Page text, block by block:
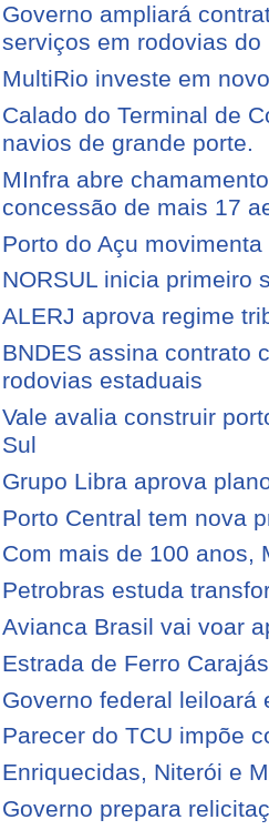
Governo ampliará
serviços em rodovias do
MultiRio investe em
Calado do Terminal de
navios de grande porte.
MInfra abre
concessão de mais 17
Porto do Açu
NORSUL inicia primeiro
ALERJ aprova regime
BNDES assina contrato
rodovias estaduais
Vale avalia construir
Sul
Grupo Libra aprova
Porto Central tem nova
Com mais de 100 anos,
Petrobras estuda
Avianca Brasil vai voar
Estrada de Ferro
Governo federal leiloará
Parecer do TCU impõe
Enriquecidas, Niterói e
Governo prepara